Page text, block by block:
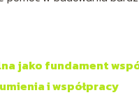
jako fundament
i współpracy